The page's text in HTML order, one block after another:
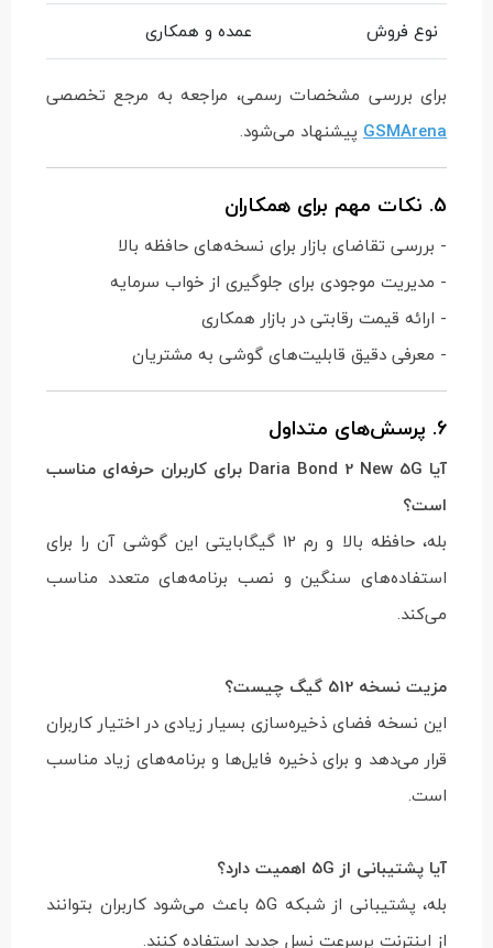
نوع فروش
عمده و همکاری
برای بررسی مشخصات رسمی، مراجعه به مرجع تخصصی
GSMArena پیشنهاد می‌شود.
5. نکات مهم برای همکاران
- بررسی تقاضای بازار برای نسخه‌های حافظه بالا
- مدیریت موجودی برای جلوگیری از خواب سرمایه
- ارائه قیمت رقابتی در بازار همکاری
- معرفی دقیق قابلیت‌های گوشی به مشتریان
6. پرسش‌های متداول
آیا Daria Bond 2 New 5G برای کاربران حرفه‌ای مناسب
است؟
بله، حافظه بالا و رم 12 گیگابایتی این گوشی آن را برای
استفاده‌های سنگین و نصب برنامه‌های متعدد مناسب
می‌کند.
مزیت نسخه 512 گیگ چیست؟
این نسخه فضای ذخیره‌سازی بسیار زیادی در اختیار کاربران
قرار می‌دهد و برای ذخیره فایل‌ها و برنامه‌های زیاد مناسب
است.
آیا پشتیبانی از 5G اهمیت دارد؟
بله، پشتیبانی از شبکه 5G باعث می‌شود کاربران بتوانند
از اینترنت پرسرعت نسل جدید استفاده کنند.